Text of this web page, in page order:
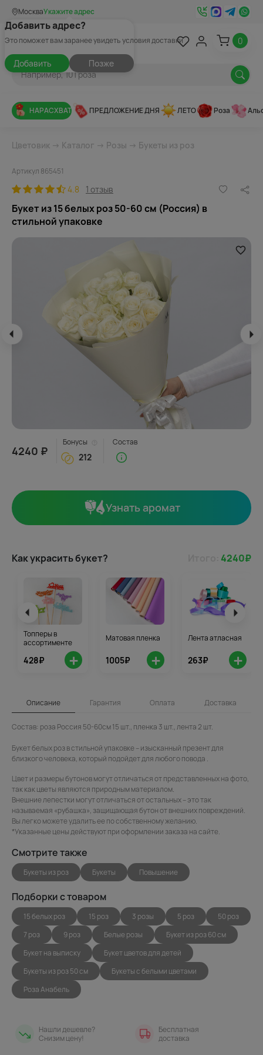
МоскваУкажите адрес
Добавить адрес?
Это поможет вам заранее увидеть условия доставки
Добавить Позже
0
НАРАСХВАТ ПРЕДЛОЖЕНИЕ ДНЯ ЛЕТО Роза
Цветовик → Каталог → Розы → Букеты из роз
Артикул 865451
4.8 1 отзыв
Букет из 15 белых роз 50-60 см (Россия) в
стильной упаковке
4240 ₽
Бонусы
212
Состав
Узнать аромат
Как украсить букет? 4240₽
Топперы в
ассортименте
428₽ +
Матовая пленка
1005₽ +
Лента атласная
263₽ +
Описание Гарантия Оплата Доставка
Состав: роза Россия 50-60см 15 шт., пленка 3 шт., лента 2 шт.
Букет белых роз в стильной упаковке – изысканный презент для
близкого человека, который подойдет для любого повода .
Цвет и размеры бутонов могут отличаться от представленных на фото,
так как цветы являются природным материалом.
Внешние лепестки могут отличаться от остальных – это так
называемая «рубашка», защищающая бутон от внешних повреждений.
Вы легко можете удалить ее по собственному желанию.
*Указанные цены действуют при оформлении заказа на сайте.
Смотрите также
Букеты из роз Букеты Повышение
Подборки с товаром
15 белых роз 15 роз 3 розы 5 роз
50 роз
7 роз
9 роз Белые розы
Букет из роз 60 см
Букет на выписку
Букет цветов для детей
Букеты из роз 50 см
Букеты с белыми цветами
Роза Анабель
Нашли дешевле?
Снизим цену!
Бесплатная
доставка